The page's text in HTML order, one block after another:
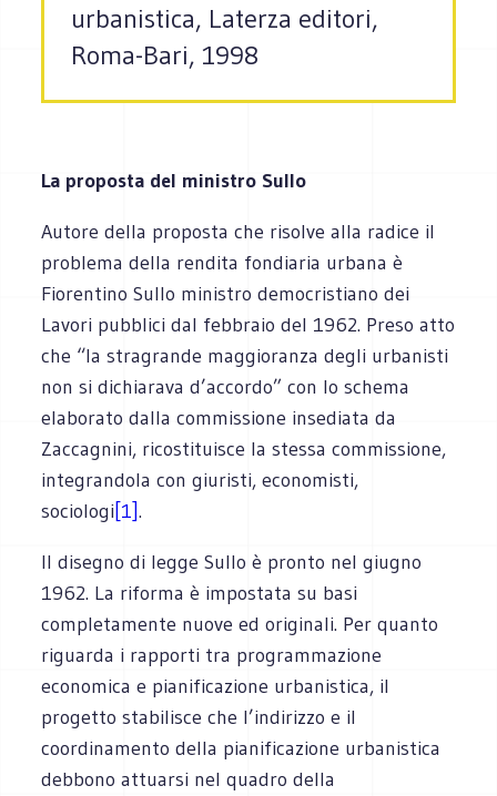
urbanistica, Laterza editori,
Roma-Bari, 1998
La proposta del ministro Sullo
Autore della proposta che risolve alla radice il
problema della rendita fondiaria urbana è
Fiorentino Sullo ministro democristiano dei
Lavori pubblici dal febbraio del 1962. Preso atto
che “la stragrande maggioranza degli urbanisti
non si dichiarava d’accordo” con lo schema
elaborato dalla commissione insediata da
Zaccagnini, ricostituisce la stessa commissione,
integrandola con giuristi, economisti,
sociologi[1].
Il disegno di legge Sullo è pronto nel giugno
1962. La riforma è impostata su basi
completamente nuove ed originali. Per quanto
riguarda i rapporti tra programmazione
economica e pianificazione urbanistica, il
progetto stabilisce che l’indirizzo e il
coordinamento della pianificazione urbanistica
debbono attuarsi nel quadro della